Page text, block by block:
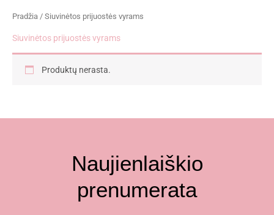
Pradžia / Siuvinėtos prijuostės vyrams
Siuvinėtos prijuostės vyrams
Produktų nerasta.
Naujienlaiškio
prenumerata